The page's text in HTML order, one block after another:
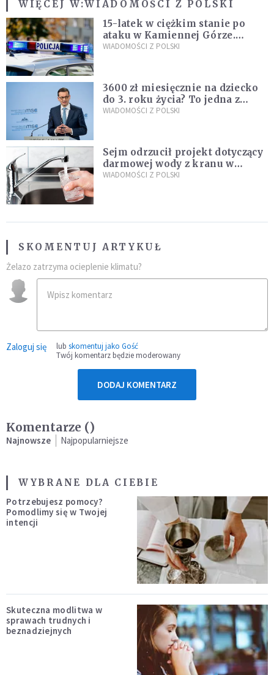
WIĘCEJ W:WIADOMOŚCI Z POLSKI
15-latek w ciężkim stanie po
ataku w Kamiennej Górze.
Policja zatrzymała dwóch
WIADOMOŚCI Z POLSKI
3600 zł miesięcznie na dziecko
do 3. roku życia? To jedna z
propozycji programu "Rozwój
WIADOMOŚCI Z POLSKI
Sejm odrzucił projekt dotyczący
darmowej wody z kranu w
restauracjach
WIADOMOŚCI Z POLSKI
SKOMENTUJ ARTYKUŁ
Żelazo zatrzyma ocieplenie klimatu?
Zaloguj się lub skomentuj jako Gość
Twój komentarz będzie moderowany
DODAJ KOMENTARZ
Komentarze ()
Najnowsze Najpopularniejsze
WYBRANE DLA CIEBIE
Potrzebujesz pomocy?
Pomodlimy się w Twojej
intencji
Skuteczna modlitwa w
sprawach trudnych i
beznadziejnych